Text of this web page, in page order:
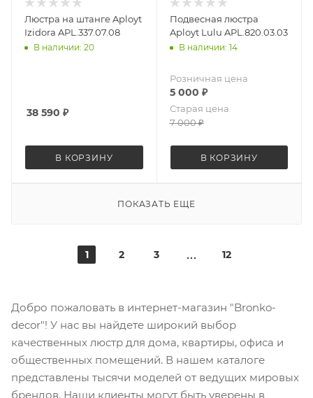
Люстра на штанге Aployt
Izidora APL.337.07.08
В наличии: 20
38 590 ₽
В КОРЗИНУ
Подвесная люстра
Aployt Lulu APL.820.03.03
В наличии: 14
Розничная цена
5 000 ₽
Старая цена
7 000₽
В КОРЗИНУ
ПОКАЗАТЬ ЕЩЕ
1 2 3 12
Добро пожаловать в интернет-магазин "Bronko-
decor"! У нас вы найдете широкий выбор
качественных люстр для дома, квартиры, офиса и
общественных помещений. В нашем каталоге
представлены тысячи моделей от ведущих мировых
брендов. Наши клиенты могут быть уверены в